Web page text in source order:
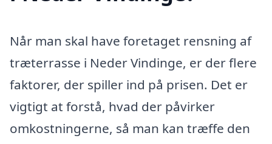
Når man skal have foretaget rensning af
træterrasse i Neder Vindinge, er der flere
faktorer, der spiller ind på prisen. Det er
vigtigt at forstå, hvad der påvirker
omkostningerne, så man kan træffe den